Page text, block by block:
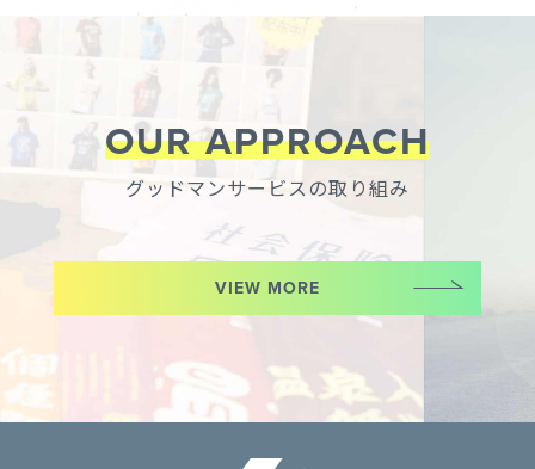
OUR APPROACH
グッドマンサービスの取り組み
VIEW MORE